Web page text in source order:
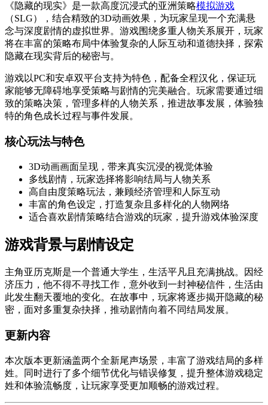
《隐藏的现实》是一款高度沉浸式的亚洲策略模拟游戏
（SLG），结合精致的3D动画效果，为玩家呈现一个充满悬
念与深度剧情的虚拟世界。游戏围绕多重人物关系展开，玩家
将在丰富的策略布局中体验复杂的人际互动和道德抉择，探索
隐藏在现实背后的秘密与。
游戏以PC和安卓双平台支持为特色，配备全程汉化，保证玩
家能够无障碍地享受策略与剧情的完美融合。玩家需要通过细
致的策略决策，管理多样的人物关系，推进故事发展，体验独
特的角色成长过程与事件发展。
核心玩法与特色
3D动画画面呈现，带来真实沉浸的视觉体验
多线剧情，玩家选择将影响结局与人物关系
高自由度策略玩法，兼顾经济管理和人际互动
丰富的角色设定，打造复杂且多样化的人物网络
适合喜欢剧情策略结合游戏的玩家，提升游戏体验深度
游戏背景与剧情设定
主角亚历克斯是一个普通大学生，生活平凡且充满挑战。因经
济压力，他不得不寻找工作，意外收到一封神秘信件，生活由
此发生翻天覆地的变化。在故事中，玩家将逐步揭开隐藏的秘
密，面对多重复杂抉择，推动剧情向着不同结局发展。
更新内容
本次版本更新涵盖两个全新尾声场景，丰富了游戏结局的多样
姓。同时进行了多个细节优化与错误修复，提升整体游戏稳定
姓和体验流畅度，让玩家享受更加顺畅的游戏过程。